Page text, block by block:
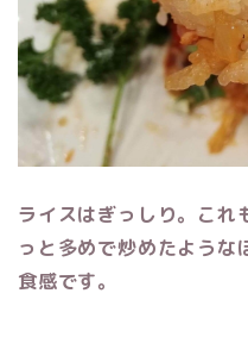
ライスはぎっしり。これ
っと多めで炒めたような
食感です。